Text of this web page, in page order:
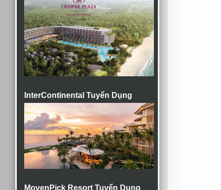
InterContinental Tuyển Dụng
MovenPick Resort Tuyển Dụng